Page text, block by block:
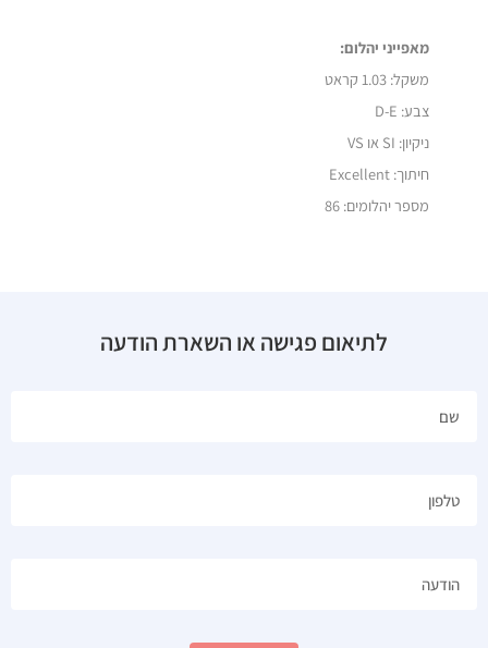
מאפייני יהלום:
משקל: 1.03 קראט
צבע: D-E
ניקיון: SI או VS
חיתוך: Excellent
מספר יהלומים: 86
לתיאום פגישה או השארת הודעה